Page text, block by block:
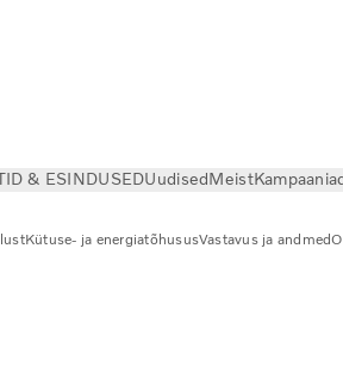
& ESINDUSEDUudisedMeist
Kütuse- ja energiatõhususVastavus ja andmed